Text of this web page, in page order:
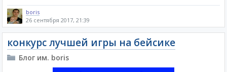
boris
26 сентября 2017, 21:39
конкурс лучшей игры на бейсике
Блог им. boris